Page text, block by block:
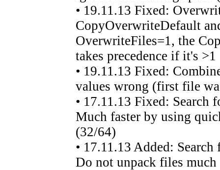
• 19.11.13 Fixed:
CopyOverwriteDefault
OverwriteFiles=1, the
takes precedence if it's
• 19.11.13 Fixed:
values wrong (first file
• 17.11.13 Fixed:
Much faster by using
(32/64)
• 17.11.13 Added:
Do not unpack files